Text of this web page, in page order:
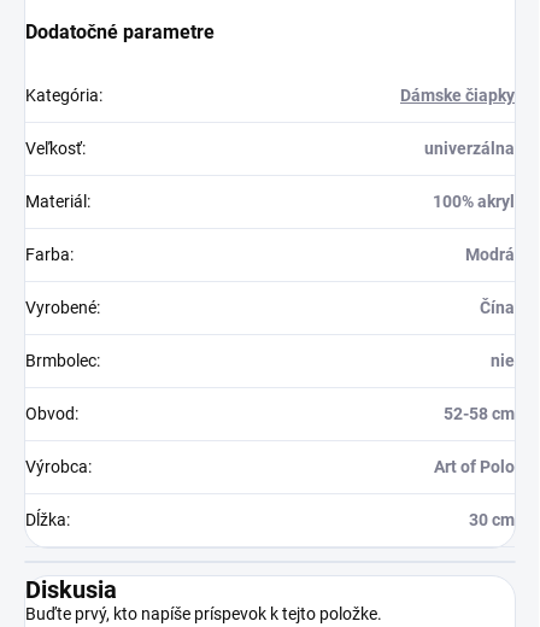
Dodatočné parametre
Kategória: Dámske čiapky
Veľkosť: univerzálna
Materiál : 100% akryl
Farba: Modrá
Vyrobené: Čína
Brmbolec: nie
Obvod: 52-58 cm
Výrobca: Art of Polo
Dĺžka: 30 cm
Diskusia
Buďte prvý, kto napíše príspevok k tejto položke.